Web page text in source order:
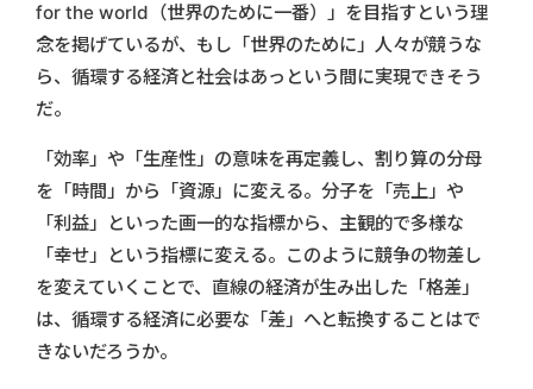
for the world（世界のために一番）」を目指すという理
念を掲げているが、もし「世界のために」人々が競うな
ら、循環する経済と社会はあっという間に実現できそう
だ。
「効率」や「生産性」の意味を再定義し、割り算の分母
を「時間」から「資源」に変える。分子を「売上」や
「利益」といった画一的な指標から、主観的で多様な
「幸せ」という指標に変える。このように競争の物差し
を変えていくことで、直線の経済が生み出した「格差」
は、循環する経済に必要な「差」へと転換することはで
きないだろうか。